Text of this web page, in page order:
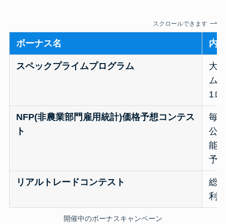
スクロールできます
ボーナス名 内
スペックプライムプログラム
大
ム
1ロ
NFP(非農業部門雇用統計)価格予想コンテス
ト
毎
公
能
予
リアルトレードコンテスト
総
利
開催中のボーナスキャンペーン